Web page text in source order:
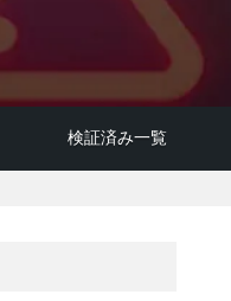
検証済み一覧